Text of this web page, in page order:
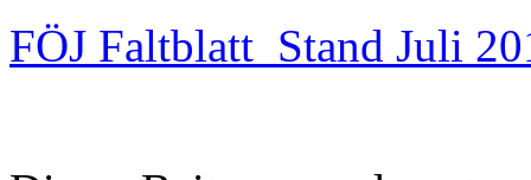
FÖJ Faltblatt_Stand Juli